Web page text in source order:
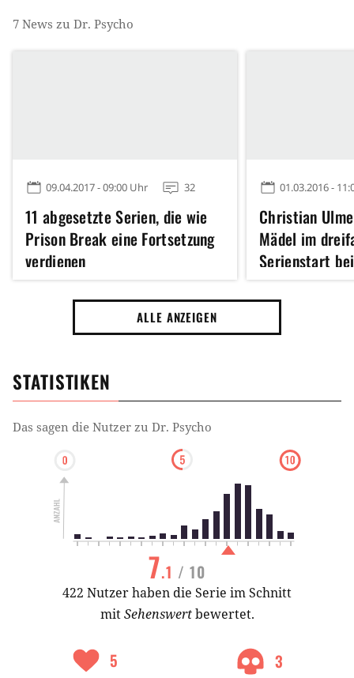
7 News zu Dr. Psycho
09.04.2017 - 09:00 Uhr 32
11 abgesetzte Serien, die wie
Prison Break eine Fortsetzung
verdienen
01.03.2016 -
Christian
Mädel im
Serienstart
ALLE ANZEIGEN
STATISTIKEN
Das sagen die Nutzer zu Dr. Psycho
7.1 / 10
422 Nutzer haben die Serie im Schnitt
mitSehenswertbewertet.
5 3